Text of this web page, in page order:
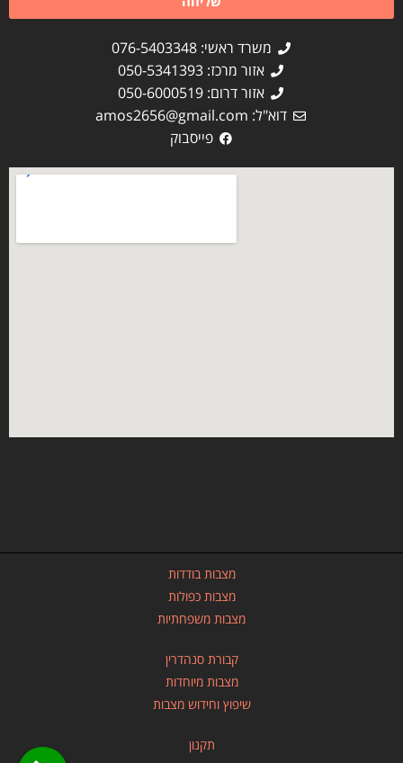
משרד ראשי: 076-5403348
אזור מרכז: 050-5341393
אזור דרום: 050-6000519
דוא"ל: amos2656@gmail.com
פייסבוק
מצבות בודדות
מצבות כפולות
מצבות משפחתיות
קבורת סנהדרין
מצבות מיוחדות
שיפוץ וחידוש מצבות
תקנון